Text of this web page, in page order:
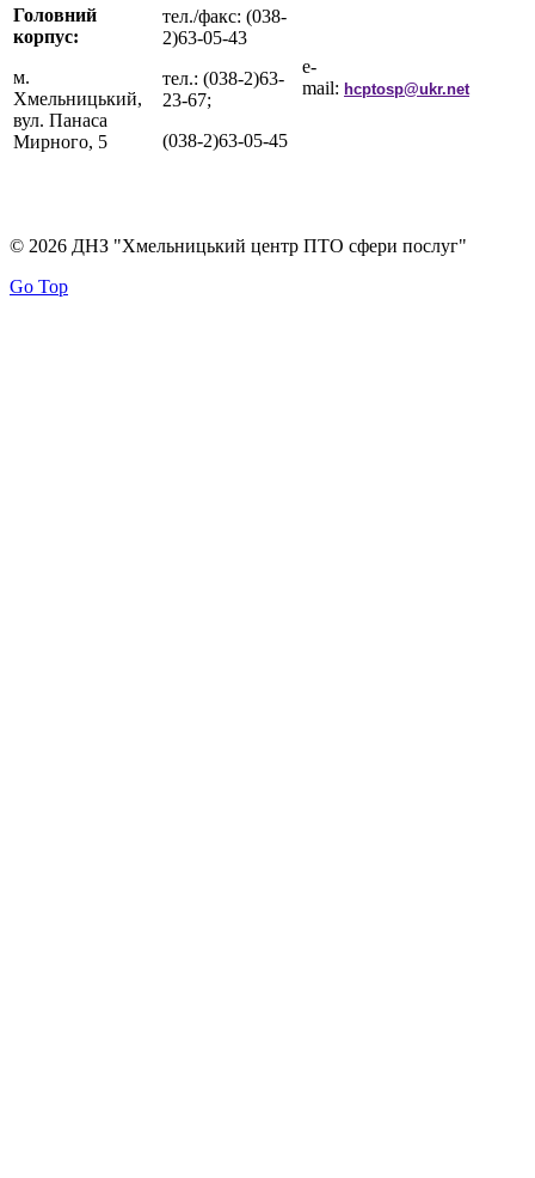
Головний
корпус:
м.
Хмельницький,
вул. Панаса
Мирного, 5
тел./факс: (038-
2)63-05-43
тел.: (038-2)63-
23-67;
(038-2)63-05-45
e-
mail: hcptosp@ukr.net
© 2026 ДНЗ "Хмельницький центр ПТО сфери послуг"
Go Top